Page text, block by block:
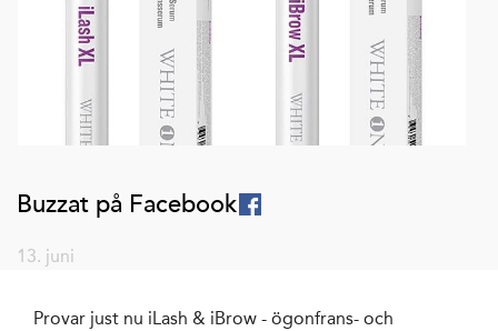
Buzzat på Facebook
13. juni
Provar just nu iLash & iBrow - ögonfrans- och